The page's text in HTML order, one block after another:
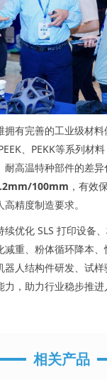
有完善的工业级材料
、PEKK等系列材
耐高温特种部件的差
100mm ，有效
精度制造要求。
续优化 SLS 打印设备
减重、粉体循环降本
器人结构件研发、试
力，助力行业稳步推
相关产品